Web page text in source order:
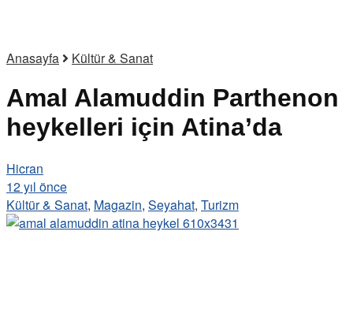
Anasayfa Kültür & Sanat
Amal Alamuddin Parthenon
heykelleri için Atina’da
Hicran
12 yıl önce
Kültür & Sanat, Magazin, Seyahat, Turizm